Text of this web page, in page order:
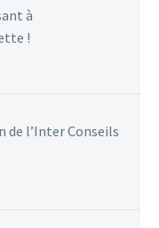
à
!
de l’Inter Conseils